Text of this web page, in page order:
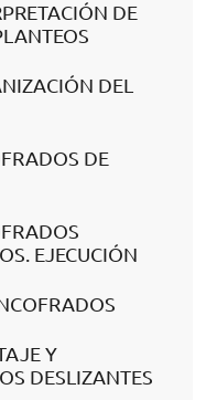
DE
DEL
DE
EJECUCIÓN
Y
DESLIZANTES